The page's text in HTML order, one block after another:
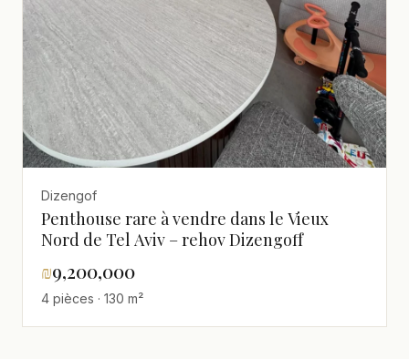
Dizengof
Penthouse rare à vendre dans le Vieux
Nord de Tel Aviv – rehov Dizengoff
₪9,200,000
4 pièces · 130 m²